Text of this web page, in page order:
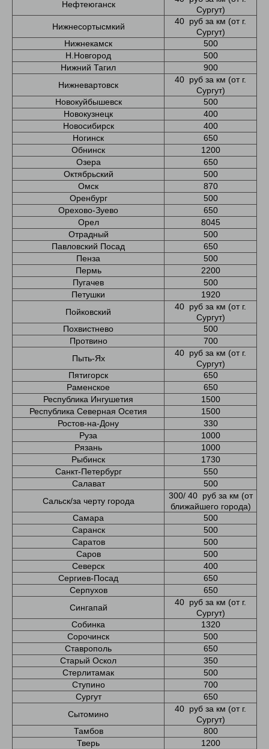
Нефтеюганск
Сургут)
Нижнесортысмкий
40 руб за км (от г.
Сургут)
Нижнекамск
500
Н.Новгород
500
Нижний Тагил
900
Нижневартовск
40 руб за км (от г.
Сургут)
Новокуйбышевск
500
Новокузнецк
400
Новосибирск
400
Ногинск
650
Обнинск
1200
Озера
650
Октябрьский
500
Омск
870
Оренбург
500
Орехово-Зуево
650
Орел
8045
Отрадный
500
Павловский Посад
650
Пенза
500
Пермь
2200
Пугачев
500
Петушки
1920
Пойковский
40 руб за км (от г.
Сургут)
Похвистнево
500
Протвино
700
Пыть-Ях
40 руб за км (от г.
Сургут)
Пятигорск
650
Раменское
650
Республика Ингушетия
1500
Республика Северная Осетия
1500
Ростов-на-Дону
330
Руза
1000
Рязань
1000
Рыбинск
1730
Санкт-Петербург
550
Салават
500
Сальск/за черту города
300/ 40 руб за км (от
ближайшего города)
Самара
500
Саранск
500
Саратов
500
Саров
500
Северск
400
Сергиев-Посад
650
Серпухов
650
Сингапай
40 руб за км (от г.
Сургут)
Собинка
1320
Сорочинск
500
Ставрополь
650
Старый Оскол
350
Стерлитамак
500
Ступино
700
Сургут
650
Сытомино
40 руб за км (от г.
Сургут)
Тамбов
800
Тверь
1200